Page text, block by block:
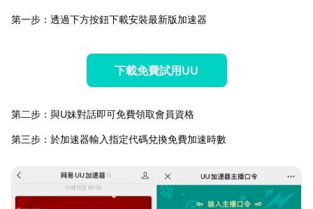
第一步：透過下方按鈕下載安裝最新版加速器
下載免費試用UU
第二步：與U妹對話即可免費領取會員資格
第三步：於加速器輸入指定代碼兌換免費加速時數